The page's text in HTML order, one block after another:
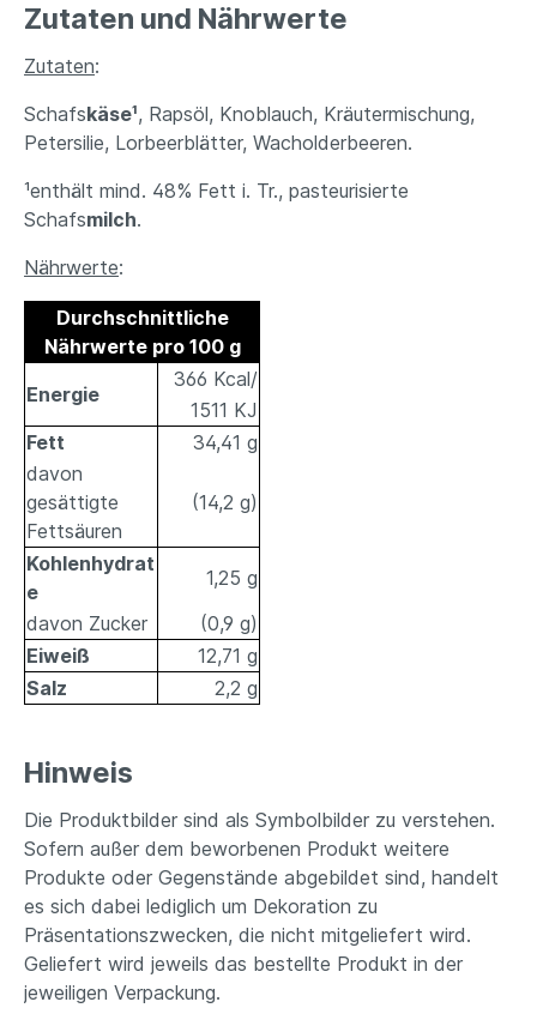
Zutaten und Nährwerte
Zutaten:
Schafskäse¹, Rapsöl, Knoblauch, Kräutermischung,
Petersilie, Lorbeerblätter, Wacholderbeeren.
¹enthält mind. 48% Fett i. Tr., pasteurisierte
Schafsmilch.
Nährwerte:
Durchschnittliche
Nährwerte pro 100 g
Energie
366 Kcal/
1511 KJ
Fett
34,41 g
davon
gesättigte
Fettsäuren
(14,2 g)
Kohlenhydrat
e
1,25 g
davon Zucker
(0,9 g)
Eiweiß
12,71 g
Salz
2,2 g
Hinweis
Die Produktbilder sind als Symbolbilder zu verstehen.
Sofern außer dem beworbenen Produkt weitere
Produkte oder Gegenstände abgebildet sind, handelt
es sich dabei lediglich um Dekoration zu
Präsentationszwecken, die nicht mitgeliefert wird.
Geliefert wird jeweils das bestellte Produkt in der
jeweiligen Verpackung.